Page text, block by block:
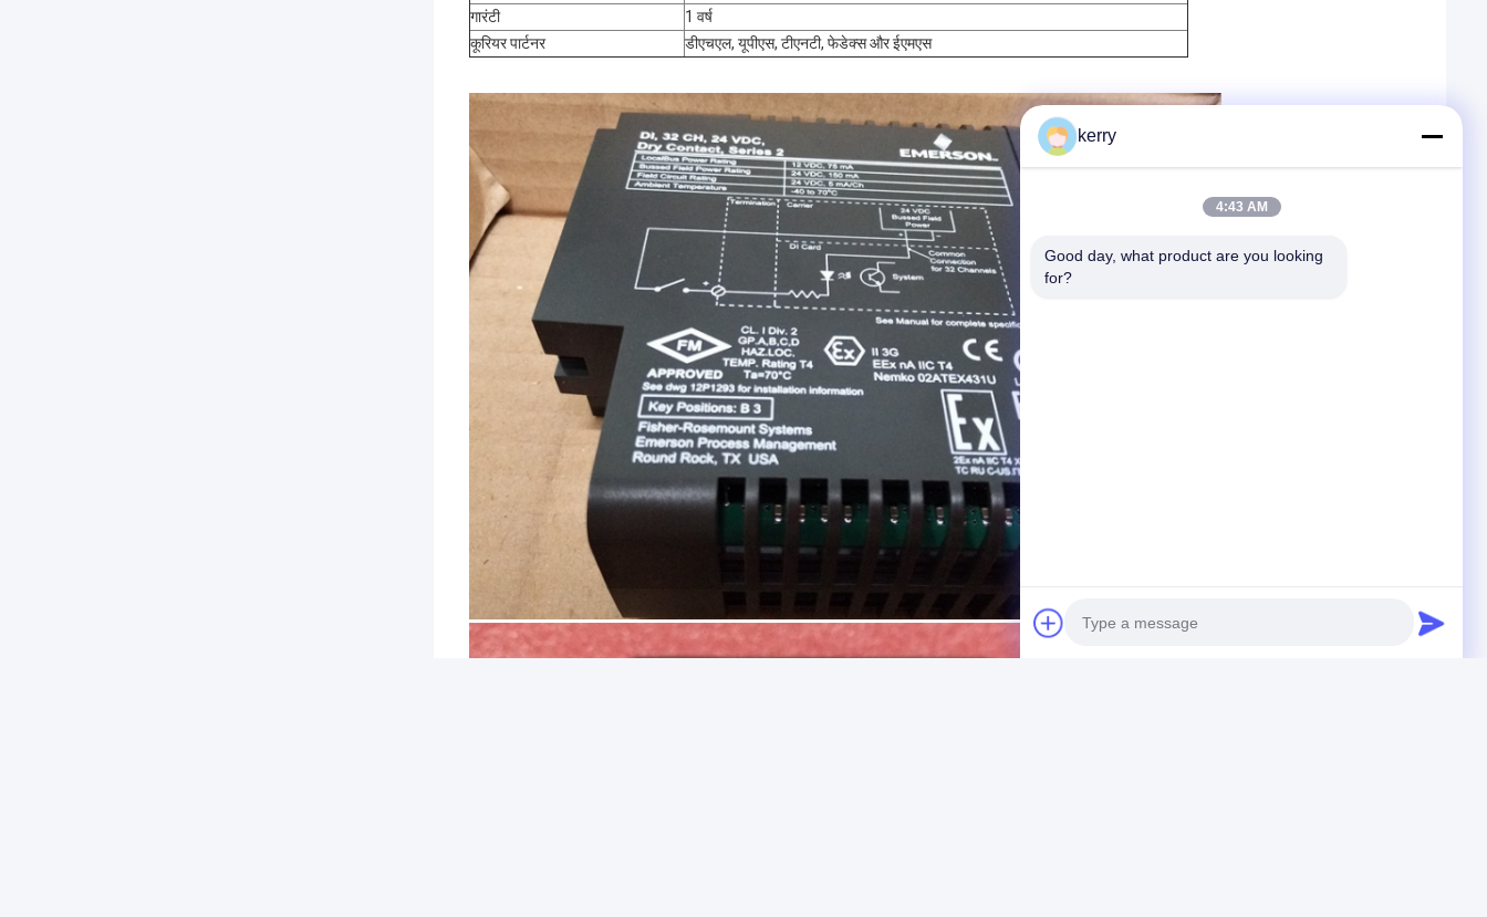
गारंटी
1 वर्ष
कूरियर पार्टनर
डीएचएल, यूपीएस, टीएनटी, फेडेक्स और ईएमएस
kerry
4:43 AM
Good day, what product are you looking
for?